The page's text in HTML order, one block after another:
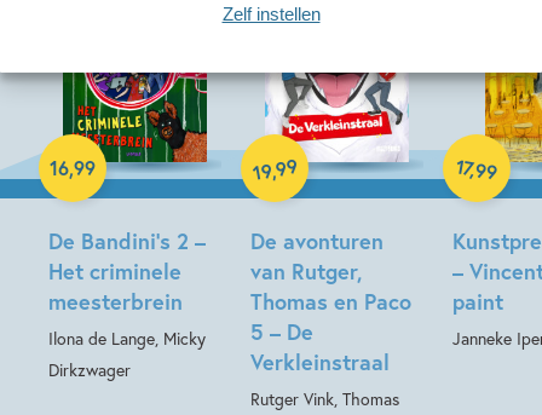
Zelf instellen
De Bandini’s 2 –
Het criminele
meesterbrein
Ilona de Lange, Micky
Dirkzwager
16,99
Hardcover
De avonturen
van Rutger,
Thomas en Paco
5 – De
Verkleinstraal
Rutger Vink, Thomas
19,99
Hardcover
–
paint
Janneke
17,99
Hardcover